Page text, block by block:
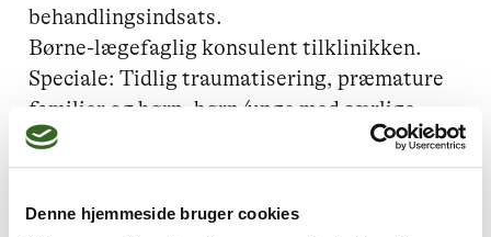
Denne hjemmeside bruger cookies
behandlingsindsats.
Børne-lægefaglig konsulent tilklinikken.
Speciale: Tidlig traumatisering, præmature
familier og børn, børn/unge med særlige
behov, pleje- og adoptivbørn.Voksne med